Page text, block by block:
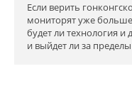
Если верить
мониторят уже
будет ли технология
и выйдет ли за